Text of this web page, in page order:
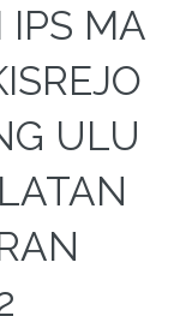
IPS MA
ULU